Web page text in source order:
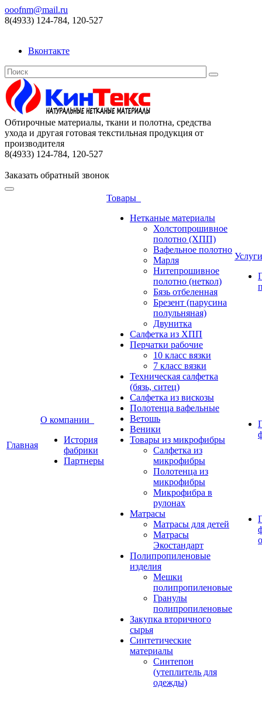
ooofnm@mail.ru
8(4933) 124-784, 120-527
Вконтакте
Обтирочные материалы, ткани и полотна, средства
ухода и другая готовая текстильная продукция от
производителя
8(4933) 124-784, 120-527
Заказать обратный звонок
Главная
О компании
История
фабрики
Партнеры
Товары
Нетканые материалы
Холстопрошивное
полотно (ХПП)
Вафельное полотно
Марля
Нитепрошивное
полотно (неткол)
Бязь отбеленная
Брезент (парусина
полульняная)
Двунитка
Салфетка из ХПП
Перчатки рабочие
10 класс вязки
7 класс вязки
Техническая салфетка
(бязь, ситец)
Салфетка из вискозы
Полотенца вафельные
Ветошь
Веники
Товары из микрофибры
Салфетка из
микрофибры
Полотенца из
микрофибры
Микрофибра в
рулонах
Матрасы
Матрасы для детей
Матрасы
Экостандарт
Полипропиленовые
изделия
Мешки
полипропиленовые
Гранулы
полипропиленовые
Закупка вторичного
сырья
Синтетические
материалы
Синтепон
(утеплитель для
одежды)